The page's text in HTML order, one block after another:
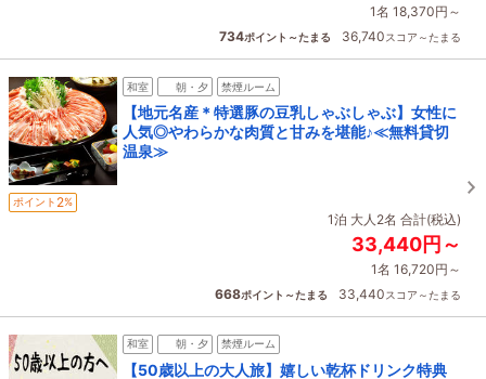
1名 18,370円～
734ポイント～たまる 36,740スコア～たまる
和室 朝・夕 禁煙ルーム
【地元名産＊特選豚の豆乳しゃぶしゃぶ】女性に
人気◎やわらかな肉質と甘みを堪能♪≪無料貸切
温泉≫
ポイント 2%
1泊 大人2名 合計(税込)
33,440円～
1名 16,720円～
668ポイント～たまる 33,440スコア～たまる
和室 朝・夕 禁煙ルーム
【50歳以上の大人旅】嬉しい乾杯ドリンク特典